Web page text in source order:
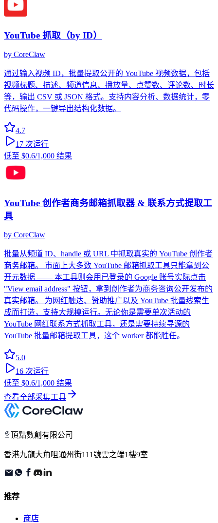
YouTube 抓取（by ID）
by CoreClaw
通过输入视频 ID，批量提取公开的 YouTube 视频数据，包括
视频标题、描述、频道信息、播放量、点赞数、评论数、时长
等，输出 CSV 或 JSON 格式。支持内容分析、数据统计，零
代码操作，一键导出结构化数据。
4.7
17 次运行
低至 $0.6/1,000 结果
YouTube 创作者商务邮箱抓取器 & 联系方式提取工
具
by CoreClaw
批量从频道 ID、handle 或 URL 中抓取真实的 YouTube 创作者
商务邮箱。 市面上大多数 YouTube 邮箱抓取工具只能拿到公
开元数据 —— 本工具则会用已登录的 Google 账号实际点击
"View email address" 按钮，拿到创作者为商务咨询公开发布的
真实邮箱。 为网红触达、赞助推广以及 YouTube 批量线索生
成而打造，支持大规模运行。无论你是需要单次活动的
YouTube 网红联系方式抓取工具，还是需要持续寻源的
YouTube 批量邮箱提取工具，这个 worker 都能胜任。
5.0
16 次运行
低至 $0.6/1,000 结果
查看全部采集工具
頂點數創有限公司
香港九龍大角咀通州街111號雲之端1樓9室
推荐
商店